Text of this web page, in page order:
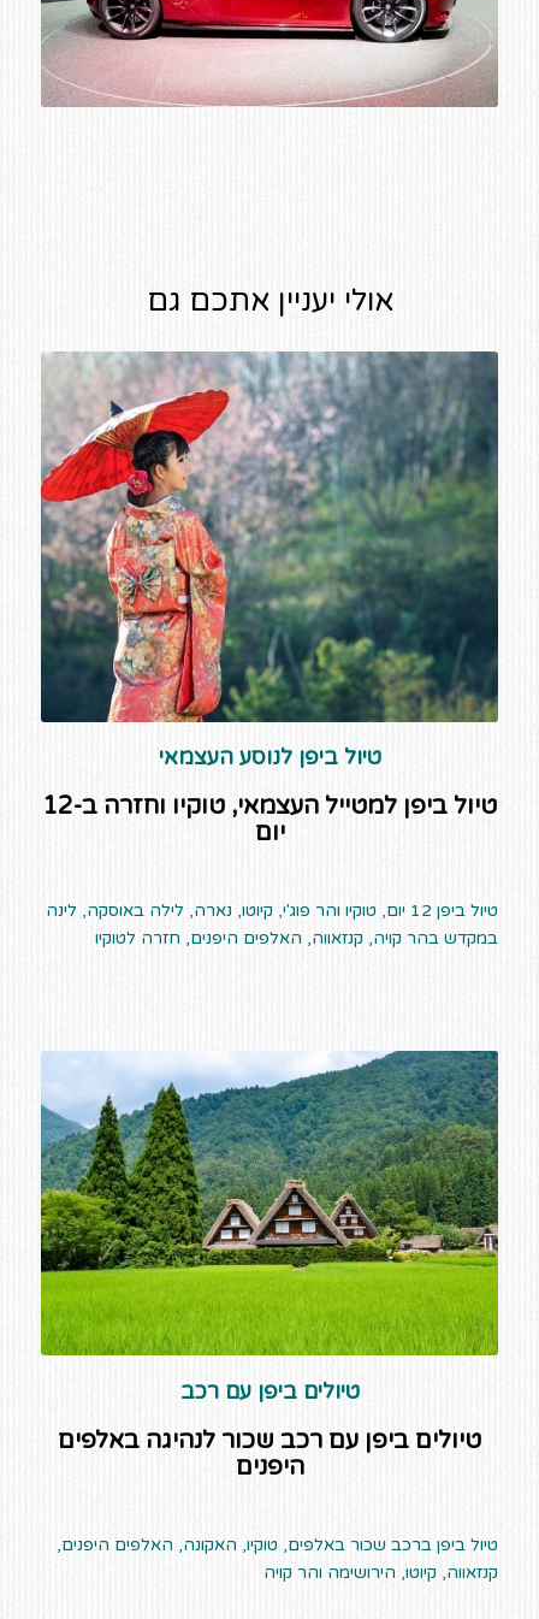
אולי יעניין אתכם גם
טיול ביפן לנוסע העצמאי
טיול ביפן למטייל העצמאי, טוקיו וחזרה ב-12
יום
טיול ביפן 12 יום, טוקיו והר פוג'י, קיוטו, נארה, לילה באוסקה, לינה
במקדש בהר קויה, קנזאווה, האלפים היפנים, חזרה לטוקיו
טיולים ביפן עם רכב
טיולים ביפן עם רכב שכור לנהיגה באלפים
היפנים
טיול ביפן ברכב שכור באלפים, טוקיו, האקונה, האלפים היפנים,
קנזאווה, קיוטו, הירושימה והר קויה